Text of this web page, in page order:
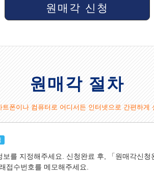
원매각 신청
원매각 절차
트폰이나 컴퓨터로 어디서든 인터넷으로 간편하게
를 지정해주세요. 신청완료 후, 「원매각신청
접수번호를 메모해주세요.